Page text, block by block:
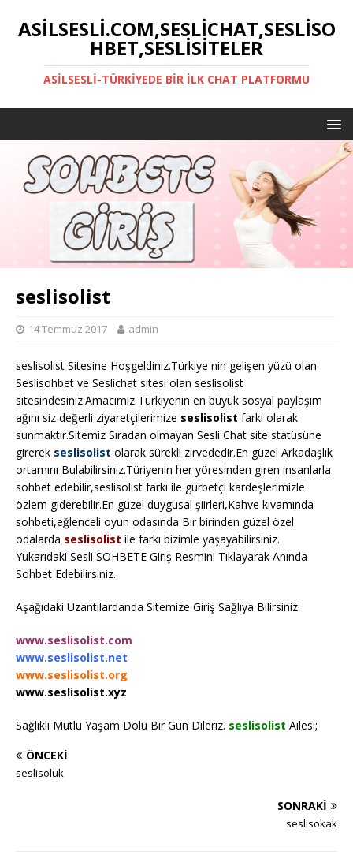
ASILSESLI.COM,SESLICHAT,SESLISO
HBET,SESLISITELER
ASILSESLI-TÜRKIYEDE BIR İLK CHAT PLATFORMU
seslisolist
14 Temmuz 2017 admin
seslisolist Sitesine Hoşgeldiniz.Türkiye nin gelişen yüzü olan
Seslisohbet ve Seslichat sitesi olan seslisolist
sitesindesiniz.Amacımız Türkiyenin en büyük sosyal paylaşım
ağını siz değerli ziyaretçilerimize seslisolist farkı olarak
sunmaktır.Sitemiz Sıradan olmayan Sesli Chat site statüsüne
girerek seslisolist olarak sürekli zirvededir.En güzel Arkadaşlık
ortamını Bulabilirsiniz.Türiyenin her yöresinden giren insanlarla
sohbet edebilir,seslisolist farkı ile gurbetçi kardeşlerimizle
özlem giderebilir.En güzel duygusal şiirleri,Kahve kıvamında
sohbeti,eğlenceli oyun odasında Bir birinden güzel özel
odalarda seslisolist ile farkı bizimle yaşayabilirsiniz.
Yukarıdaki Sesli SOHBETE Giriş Resmini Tıklayarak Anında
Sohbet Edebilirsiniz.
Aşağıdaki Uzantılardanda Sitemize Giriş Sağlıya Bilirsiniz
www.seslisolist.com
www.seslisolist.net
www.seslisolist.org
www.seslisolist.xyz
Sağlıklı Mutlu Yaşam Dolu Bir Gün Dileriz. seslisolist Ailesi;
ÖNCEKI
seslisoluk
SONRAKI
seslisokak